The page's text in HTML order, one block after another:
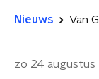
Nieuws
zo 24 augustus